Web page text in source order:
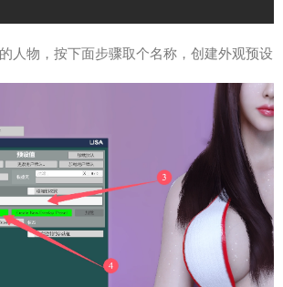
人物，按下面步骤取个名称，创建外观预设